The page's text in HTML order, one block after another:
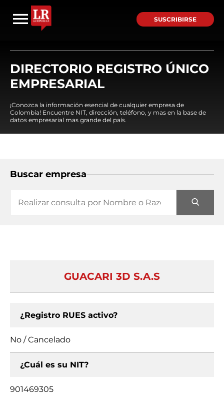
SUSCRIBIRSE
DIRECTORIO REGISTRO ÚNICO
EMPRESARIAL
¡Conozca la información esencial de cualquier empresa de
Colombia! Encuentre NIT, dirección, teléfono, y mas en la base de
datos empresarial mas grande del país.
Buscar empresa
GUACARI 3D S.A.S
¿Registro RUES activo?
No / Cancelado
¿Cuál es su NIT?
901469305